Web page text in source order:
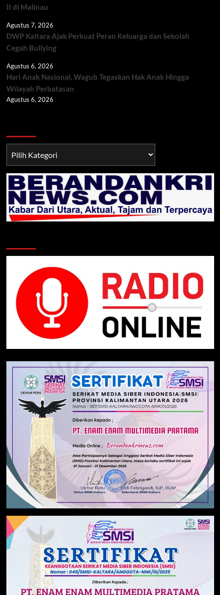
II di Malinau
Agustus 7, 2026
DWP Kaltara Ajak Perkuat Peran Keluarga dan Sekolah
Cegah Bullying
Agustus 6, 2026
Hari Anak Nasional, Wagub Tegaskan Hak Anak Hingga
Wilayah Perbatasan
Agustus 6, 2026
TNI/POLRI